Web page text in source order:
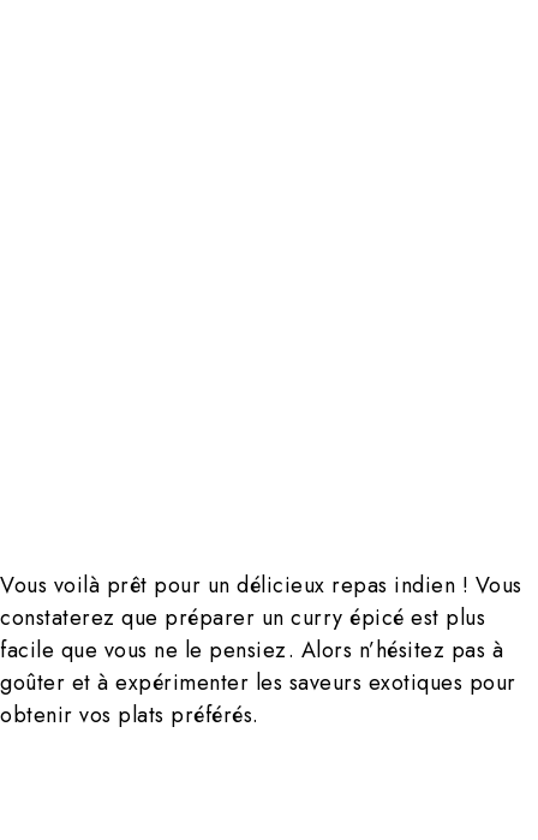
Vous voilà prêt pour un délicieux repas indien ! Vous
constaterez que préparer un curry épicé est plus
facile que vous ne le pensiez. Alors n’hésitez pas à
goûter et à expérimenter les saveurs exotiques pour
obtenir vos plats préférés.